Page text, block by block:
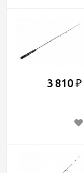
3 810 ₽